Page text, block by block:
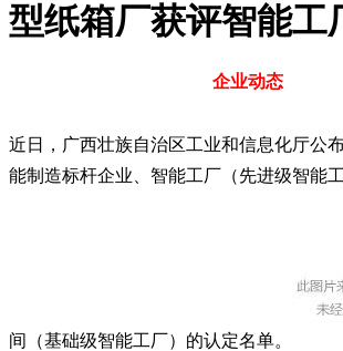
型纸箱厂获评智能工
企业动态
近日，广西壮族自治区工业和信息化厅公
能制造标杆企业、智能工厂（先进级智能
间（基础级智能工厂）的认定名单。